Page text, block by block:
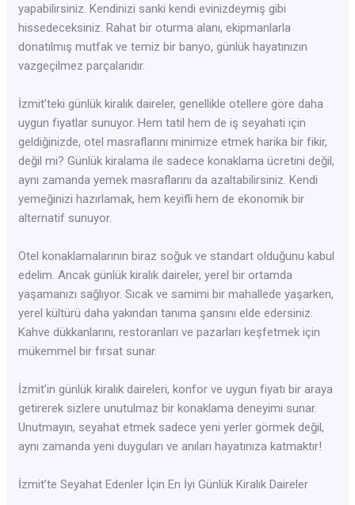
yapabilirsiniz. Kendinizi sanki kendi evinizdeymiş gibi
hissedeceksiniz. Rahat bir oturma alanı, ekipmanlarla
donatılmış mutfak ve temiz bir banyo, günlük hayatınızın
vazgeçilmez parçalarıdır.
İzmit’teki günlük kiralık daireler, genellikle otellere göre daha
uygun fiyatlar sunuyor. Hem tatil hem de iş seyahati için
geldiğinizde, otel masraflarını minimize etmek harika bir fikir,
değil mi? Günlük kiralama ile sadece konaklama ücretini değil,
aynı zamanda yemek masraflarını da azaltabilirsiniz. Kendi
yemeğinizi hazırlamak, hem keyifli hem de ekonomik bir
alternatif sunuyor.
Otel konaklamalarının biraz soğuk ve standart olduğunu kabul
edelim. Ancak günlük kiralık daireler, yerel bir ortamda
yaşamanızı sağlıyor. Sıcak ve samimi bir mahallede yaşarken,
yerel kültürü daha yakından tanıma şansını elde edersiniz.
Kahve dükkanlarını, restoranları ve pazarları keşfetmek için
mükemmel bir fırsat sunar.
İzmit’in günlük kiralık daireleri, konfor ve uygun fiyatı bir araya
getirerek sizlere unutulmaz bir konaklama deneyimi sunar.
Unutmayın, seyahat etmek sadece yeni yerler görmek değil,
aynı zamanda yeni duyguları ve anıları hayatınıza katmaktır!
İzmit’te Seyahat Edenler İçin En İyi Günlük Kiralık Daireler